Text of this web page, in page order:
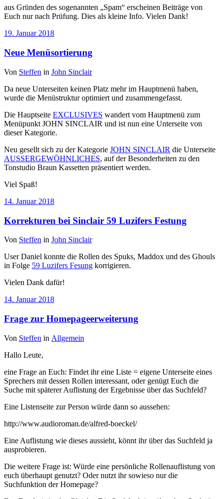
aus Gründen des sogenannten „Spam“ erscheinen Beiträge von
Euch nur nach Prüfung. Dies als kleine Info. Vielen Dank!
19. Januar 2018
Neue Menüsortierung
Von Steffen in John Sinclair
Da neue Unterseiten keinen Platz mehr im Hauptmenü haben,
wurde die Menüstruktur optimiert und zusammengefasst.
Die Hauptseite EXCLUSIVES wandert vom Hauptmenü zum
Menüpunkt JOHN SINCLAIR und ist nun eine Unterseite von
dieser Kategorie.
Neu gesellt sich zu der Kategorie JOHN SINCLAIR die Unterseite
AUSSERGEWÖHNLICHES, auf der Besonderheiten zu den
Tonstudio Braun Kassetten präsentiert werden.
Viel Spaß!
14. Januar 2018
Korrekturen bei Sinclair 59 Luzifers Festung
Von Steffen in John Sinclair
User Daniel konnte die Rollen des Spuks, Maddox und des Ghouls
in Folge 59 Luzifers Fesung korrigieren.
Vielen Dank dafür!
14. Januar 2018
Frage zur Homepageerweiterung
Von Steffen in Allgemein
Hallo Leute,
eine Frage an Euch: Findet ihr eine Liste = eigene Unterseite eines
Sprechers mit dessen Rollen interessant, oder genügt Euch die
Suche mit späterer Auflistung der Ergebnisse über das Suchfeld?
Eine Listenseite zur Person würde dann so aussehen:
http://www.audioroman.de/alfred-boeckel/
Eine Auflistung wie dieses aussieht, könnt ihr über das Suchfeld ja
ausprobieren.
Die weitere Frage ist: Würde eine persönliche Rollenauflistung von
euch überhaupt genutzt? Oder nutzt ihr sowieso nur die
Suchfunktion der Homepage?